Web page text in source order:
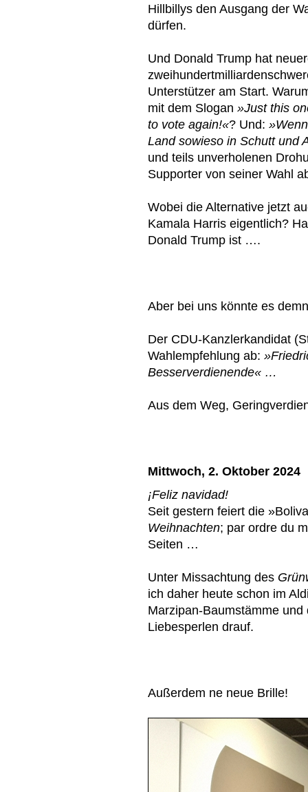
Hillbillys den Ausgang der
dürfen.
Und Donald Trump hat
Unterstützer am Start.
mit dem Slogan »Just this
to vote again!«? Und:
Land sowieso in Schutt und
und teils unverholenen
Supporter von seiner Wahl
Wobei die Alternative jetzt
Kamala Harris eigentlich?
Donald Trump ist ….
Aber bei uns könnte es
Der CDU-Kanzlerkandidat
Wahlempfehlung ab:
Besserverdienende« …
Aus dem Weg,
Mittwoch, 2. Oktober 2024
¡Feliz navidad!
Seit gestern feiert die
Weihnachten; par ordre du
Seiten …
Unter Missachtung des
ich daher heute schon im
Marzipan-Baumstämme
Liebesperlen drauf.
Außerdem ne neue Brille!